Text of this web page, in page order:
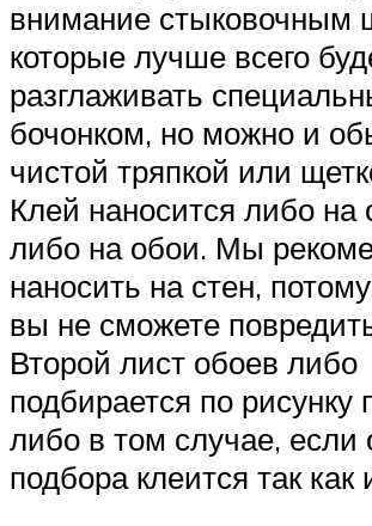
внимание стыковочным
которые лучше всего
разглаживать
бочонком, но можно и
чистой тряпкой или
Клей наносится либо на
либо на обои. Мы
наносить на стен,
вы не сможете
Второй лист обоев либо
подбирается по рисунку
либо в том случае, если
подбора клеится так